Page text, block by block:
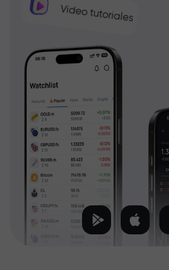
Video tutoriales